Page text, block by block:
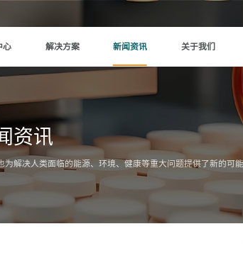
心 解决方案 新闻资讯 关于我们
资讯
解决人类面临的能源、环境、健康等重大问题提供了新的可能